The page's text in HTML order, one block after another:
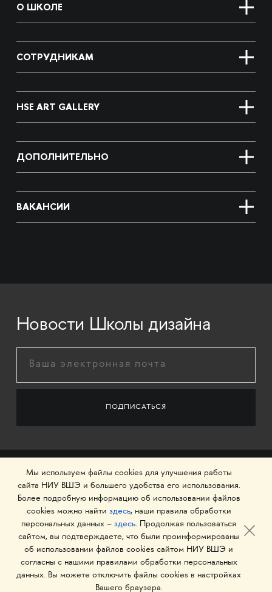
О ШКОЛЕ
СОТРУДНИКАМ
HSE ART GALLERY
ДОПОЛНИТЕЛЬНО
ВАКАНСИИ
Новости Школы дизайна
© 1993–2026 Национальный исследовательский
университет «Высшая школа экономики»
Мы используем файлы cookies для улучшения работы
сайта НИУ ВШЭ и большего удобства его использования.
Более подробную информацию об использовании файлов
cookies можно найти здесь, наши правила обработки
персональных данных – здесь. Продолжая пользоваться
сайтом, вы подтверждаете, что были проинформированы
об использовании файлов cookies сайтом НИУ ВШЭ и
согласны с нашими правилами обработки персональных
данных. Вы можете отключить файлы cookies в настройках
Вашего браузера.